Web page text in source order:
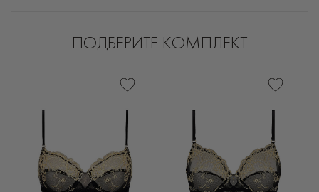
ПОДБЕРИТЕ КОМПЛЕКТ